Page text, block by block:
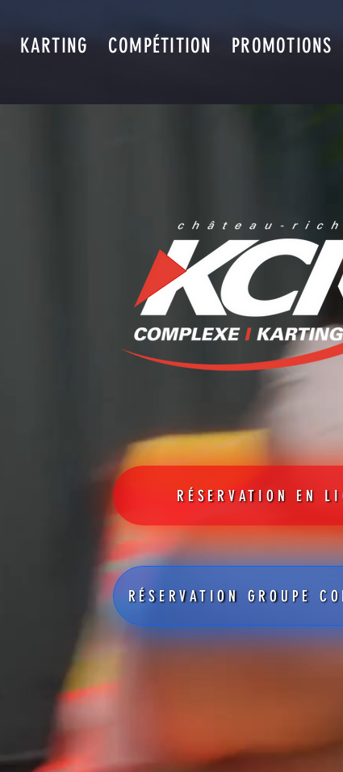
KARTING COMPÉTITION PROMOTIONS
RÉSERVATION EN
RÉSERVATION GROUPE